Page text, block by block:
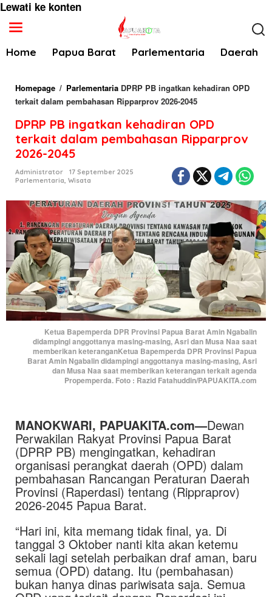
Lewati ke konten
Home Papua Barat Parlementaria Daerah
Homepage / Parlementaria DPRP PB ingatkan kehadiran OPD
terkait dalam pembahasan Ripparprov 2026-2045
DPRP PB ingatkan kehadiran OPD
terkait dalam pembahasan Ripparprov
2026-2045
Administrator
17 September 2025
Parlementaria, Wisata
Ketua Bapemperda DPR Provinsi Papua Barat Amin Ngabalin
didampingi anggottanya masing-masing, Asri dan Musa Naa saat
memberikan keteranganKetua Bapemperda DPR Provinsi Papua
Barat Amin Ngabalin didampingi anggottanya masing-masing, Asri
dan Musa Naa saat memberikan keterangan terkait agenda
Propemperda. Foto : Razid Fatahuddin/PAPUAKITA.com
MANOKWARI, PAPUAKITA.com—Dewan
Perwakilan Rakyat Provinsi Papua Barat
(DPRP PB) mengingatkan, kehadiran
organisasi perangkat daerah (OPD) dalam
pembahasan Rancangan Peraturan Daerah
Provinsi (Raperdasi) tentang (Rippraprov)
2026-2045 Papua Barat.
“Hari ini, kita memang tidak final, ya. Di
tanggal 3 Oktober nanti kita akan ketemu
sekali lagi setelah perbaikan draf aman, baru
semua (OPD) datang. Itu (pembahasan)
bukan hanya dinas pariwisata saja. Semua